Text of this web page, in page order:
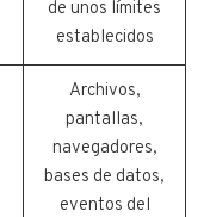
de unos límites
establecidos
Archivos,
pantallas,
navegadores,
bases de datos,
eventos del